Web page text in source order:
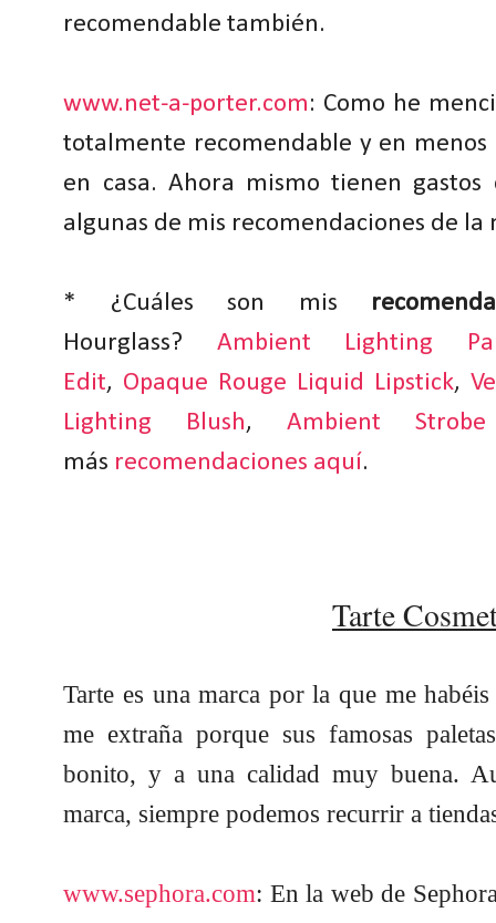
recomendable también.
www.net-a-porter.com: Como he
totalmente recomendable y en
en casa. Ahora mismo tienen
algunas de mis recomendaciones de
* ¿Cuáles son mis
Hourglass? Ambient Lighting
Edit, Opaque Rouge Liquid Lipstick,
Lighting Blush, Ambient
más recomendaciones aquí.
Tarte
Tarte es una marca por la que me
me extraña porque sus famosas
bonito, y a una calidad muy buena.
marca, siempre podemos recurrir a
www.sephora.com: En la web de